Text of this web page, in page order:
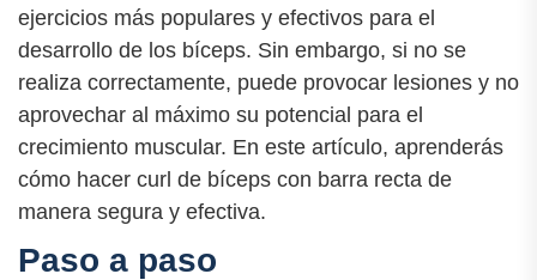
ejercicios más populares y efectivos para el
desarrollo de los bíceps. Sin embargo, si no se
realiza correctamente, puede provocar lesiones y no
aprovechar al máximo su potencial para el
crecimiento muscular. En este artículo, aprenderás
cómo hacer curl de bíceps con barra recta de
manera segura y efectiva.
Paso a paso